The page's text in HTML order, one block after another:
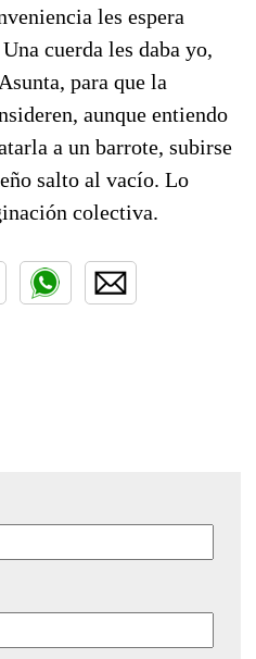
les espera
cuerda les daba yo,
para que la
aunque entiendo
a un barrote, subirse
salto al vacío. Lo
colectiva.